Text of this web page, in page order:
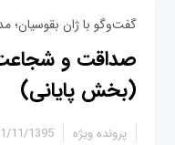
گفت‌وگو با ژان بقوسيان؛
صداقت و شجاعت
(بخش پایانی)
11/1395 - 12:30 پرونده ویژه